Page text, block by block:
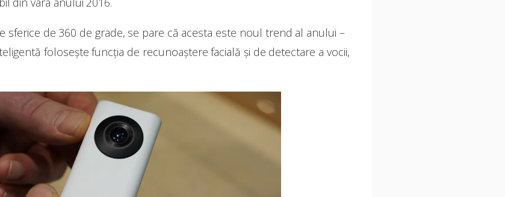
de 360 de grade, se pare că acesta este noul trend al anului –
folosește funcția de recunoaștere facială și de detectare a vocii,